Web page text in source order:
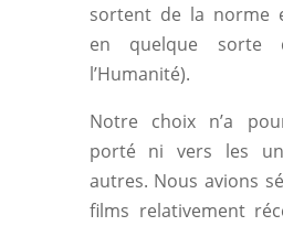
sortent de la norme
en quelque sorte
l’Humanité).
Notre choix n’a
porté ni vers les
autres. Nous avions
films relativement